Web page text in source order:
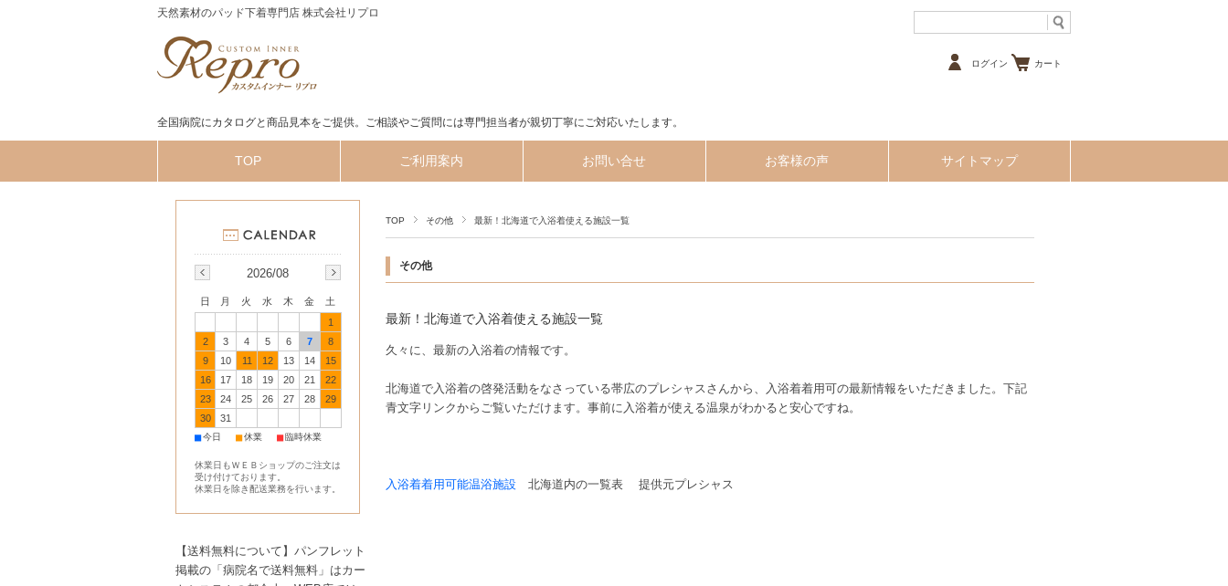
天然素材のパッド下着専門店 株式会社リプロ
全国病院にカタログと商品見本をご提供。ご相談やご質問には専門担当者が親切丁寧にご対応いたします。
ログイン カート
TOP ご利用案内 お問い合せ お客様の声 サイトマップ
TOP その他 最新！北海道で入浴着使える施設一覧
その他
最新！北海道で入浴着使える施設一覧
久々に、最新の入浴着の情報です。
北海道で入浴着の啓発活動をなさっている帯広のプレシャスさんから、入浴着着用可の最新情報をいただきました。下記
青文字リンクからご覧いただけます。事前に入浴着が使える温泉がわかると安心ですね。
入浴着着用可能温浴施設 北海道内の一覧表 提供元プレシャス
2026/08
日 月 火 水 木 金
土
1
2
3 4 5 6 7
8
9
10 11 12 13 14
15
16
17 18 19 20 21
22
23
24 25 26 27 28
29
30
31
■今日 ■休業 ■臨時休業
休業日もＷＥＢショップのご注文は
受け付けております。
休業日を除き配送業務を行います。
【送料無料について】パンフレット
掲載の「病院名で送料無料」はカー